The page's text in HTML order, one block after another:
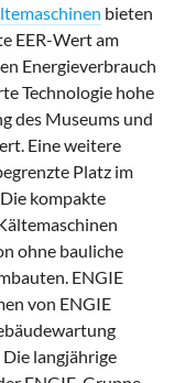
bieten
EER-Wert am
Energieverbrauch
Technologie hohe
des Museums und
Eine weitere
Platz im
kompakte
ohne bauliche
ENGIE
von ENGIE
langjährige